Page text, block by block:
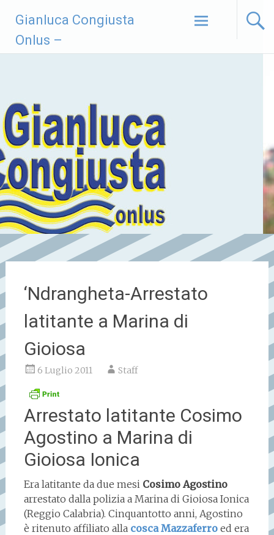
contenuto
Gianluca Congiusta
Onlus –
‘Ndrangheta-Arrestato
latitante a Marina di
Gioiosa
6 Luglio 2011 Staff
Arrestato latitante Cosimo
Agostino a Marina di
Gioiosa Ionica
Era latitante da due mesi Cosimo Agostino
arrestato dalla polizia a Marina di Gioiosa Ionica
(Reggio Calabria). Cinquantotto anni, Agostino
è ritenuto affiliato alla cosca Mazzaferroed era